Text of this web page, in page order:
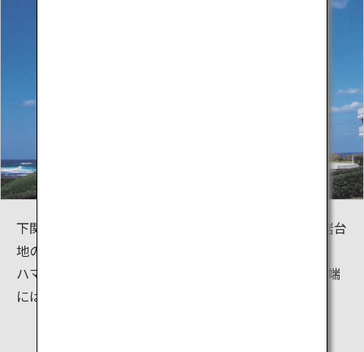
下関市豊北町の沖に浮かぶ面積約3.93平方kmの玄武岩台
地の島。
ハマオモト（ハマユウ）の分布北限地であり、島の西端
には角島灯台(一等灯台)があります。